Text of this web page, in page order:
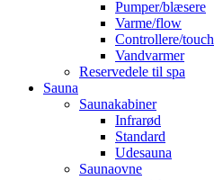
Pumper/blæsere
Varme/flow
Controllere/touch
Vandvarmer
Reservedele til spa
Sauna
Saunakabiner
Infrarød
Standard
Udesauna
Saunaovne